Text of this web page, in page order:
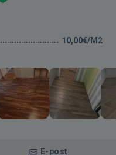
10,00€/M2
E-post